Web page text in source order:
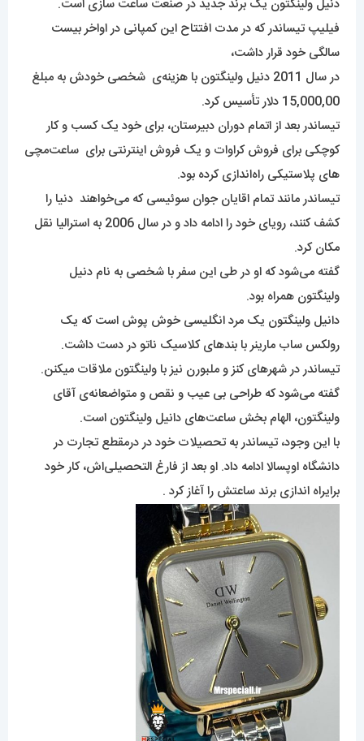
دنیل ولینگتون یک برند جدید در صنعت ساعت سازی است.
فیلیپ تیساندر که در مدت افتتاح این کمپانی در اواخر بیست
سالگی خود قرار داشت،
در سال 2011 دنیل ولینگتون با هزینه‌ی شخصی خودش به مبلغ
15,000,00 دلار تأسیس کرد.
تیساندر بعد از اتمام دوران دبیرستان، برای خود یک کسب و کار
کوچکی برای فروش کراوات و یک فروش اینترنتی برای ساعت‌مچی
های پلاستیکی راه‌اندازی کرده بود.
تیساندر مانند تمام اقایان جوان سوئیسی که می‌خواهند دنیا را
کشف کنند، رویای خود را ادامه داد و در سال 2006 به استرالیا نقل
مکان کرد.
گفته می‌شود که او در طی این سفر با شخصی به نام دنیل
ولینگتون همراه بود.
دانیل ولینگتون یک مرد انگلیسی خوش پوش است که یک
رولکس ساب مارینر با بندهای کلاسیک ناتو در دست داشت.
تیساندر در شهرهای کنز و ملبورن نیز با ولینگتون ملاقات میکنن.
گفته می‌شود که طراحی بی عیب و نقص و متواضعانه‌ی آقای
ولینگتون، الهام بخش ساعت‌های دانیل ولینگتون است.
با این وجود، تیساندر به تحصیلات خود در درمقطع تجارت در
دانشگاه اوپسالا ادامه داد. او بعد از فارغ التحصیلی‌اش، کار خود
برایراه اندازی برند ساعتش را آغاز کرد .